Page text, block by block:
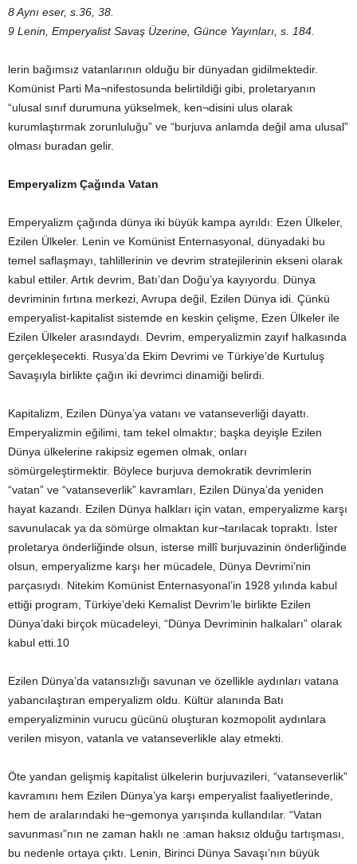
8 Aynı eser, s.36, 38.
9 Lenin, Emperyalist Savaş Üzerine, Günce Yayınları, s. 184.
lerin bağımsız vatanlarının olduğu bir dünyadan gidilmektedir.
Komünist Parti Ma¬nifestosunda belirtildiği gibi, proletaryanın
“ulusal sınıf durumuna yükselmek, ken¬disini ulus olarak
kurumlaştırmak zorunluluğu” ve “burjuva anlamda değil ama ulusal”
olması buradan gelir.
Emperyalizm Çağında Vatan
Emperyalizm çağında dünya iki büyük kampa ayrıldı: Ezen Ülkeler,
Ezilen Ülkeler. Lenin ve Komünist Enternasyonal, dünyadaki bu
temel saflaşmayı, tahlillerinin ve devrim stratejilerinin ekseni olarak
kabul ettiler. Artık devrim, Batı’dan Doğu’ya kayıyordu. Dünya
devriminin fırtına merkezi, Avrupa değil, Ezilen Dünya idi. Çünkü
emperyalist-kapitalist sistemde en keskin çelişme, Ezen Ülkeler ile
Ezilen Ülkeler arasındaydı. Devrim, emperyalizmin zayıf halkasında
gerçekleşecekti. Rusya’da Ekim Devrimi ve Türkiye’de Kurtuluş
Savaşıyla birlikte çağın iki devrimci dinamiği belirdi.
Kapitalizm, Ezilen Dünya’ya vatanı ve vatanseverliği dayattı.
Emperyalizmin eğilimi, tam tekel olmaktır; başka deyişle Ezilen
Dünya ülkelerine rakipsiz egemen olmak, onları
sömürgeleştirmektir. Böylece burjuva demokratik devrimlerin
“vatan” ve “vatanseverlik” kavramları, Ezilen Dünya’da yeniden
hayat kazandı. Ezilen Dünya halkları için vatan, emperyalizme karşı
savunulacak ya da sömürge olmaktan kur¬tarılacak topraktı. İster
proletarya önderliğinde olsun, isterse millî burjuvazinin önderliğinde
olsun, emperyalizme karşı her mücadele, Dünya Devrimi’nin
parçasıydı. Nitekim Komünist Enternasyonal’in 1928 yılında kabul
ettiği program, Türkiye’deki Kemalist Devrim’le birlikte Ezilen
Dünya’daki birçok mücadeleyi, “Dünya Devriminin halkaları” olarak
kabul etti.10
Ezilen Dünya’da vatansızlığı savunan ve özellikle aydınları vatana
yabancılaştıran emperyalizm oldu. Kültür alanında Batı
emperyalizminin vurucu gücünü oluşturan kozmopolit aydınlara
verilen misyon, vatanla ve vatanseverlikle alay etmekti.
Öte yandan gelişmiş kapitalist ülkelerin burjuvazileri, “vatanseverlik”
kavramını hem Ezilen Dünya’ya karşı emperyalist faaliyetlerinde,
hem de aralarındaki he¬gemonya yarışında kullandılar. “Vatan
savunması”nın ne zaman haklı ne :aman haksız olduğu tartışması,
bu nedenle ortaya çıktı. Lenin, Birinci Dünya Savaşı’nın büyük